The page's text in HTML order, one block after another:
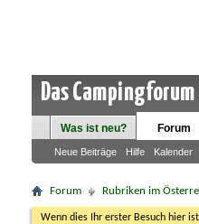
Das
Was ist neu? Forum
Neue Beiträge Hilfe Kalender
Forum Rubriken im
Wenn dies Ihr erster Besuch hier